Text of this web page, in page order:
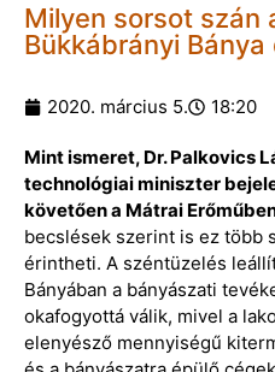
Milyen sorsot szán
Bükkábrányi
2020. március 5. 18:20
Mint ismeret, Dr. Palkovics
technológiai miniszter
követően a Mátrai
becslések szerint is ez több
érintheti. A széntüzelés
Bányában a bányászati
okafogyottá válik, mivel a
elenyésző mennyiségű